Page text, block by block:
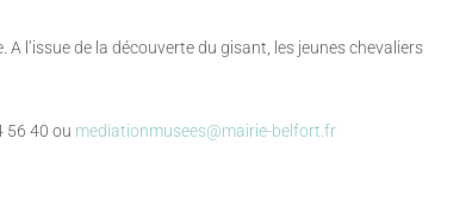
l’issue de la découverte du gisant, les jeunes chevaliers
56 40 ou mediationmusees@mairie-belfort.fr